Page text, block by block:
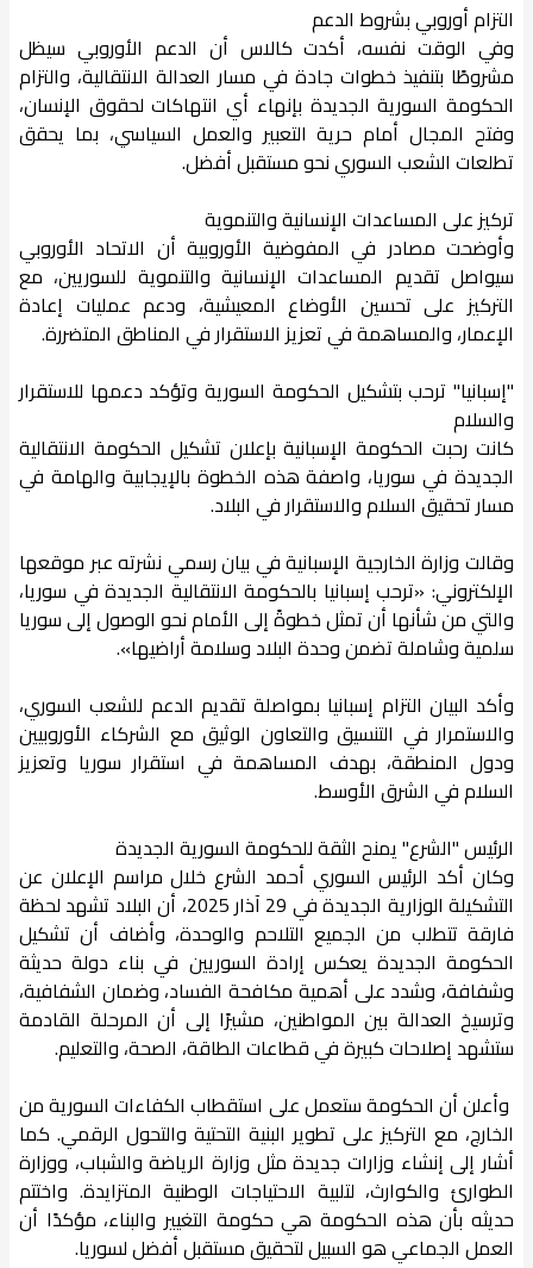
التزام أوروبي بشروط الدعم
وفي الوقت نفسه، أكدت كالاس أن الدعم الأوروبي سيظل
مشروطًا بتنفيذ خطوات جادة في مسار العدالة الانتقالية، والتزام
الحكومة السورية الجديدة بإنهاء أي انتهاكات لحقوق الإنسان،
وفتح المجال أمام حرية التعبير والعمل السياسي، بما يحقق
تطلعات الشعب السوري نحو مستقبل أفضل.
تركيز على المساعدات الإنسانية والتنموية
وأوضحت مصادر في المفوضية الأوروبية أن الاتحاد الأوروبي
سيواصل تقديم المساعدات الإنسانية والتنموية للسوريين، مع
التركيز على تحسين الأوضاع المعيشية، ودعم عمليات إعادة
الإعمار، والمساهمة في تعزيز الاستقرار في المناطق المتضررة.
"إسبانيا" ترحب بتشكيل الحكومة السورية وتؤكد دعمها للاستقرار
والسلام
كانت رحبت الحكومة الإسبانية بإعلان تشكيل الحكومة الانتقالية
الجديدة في سوريا، واصفة هذه الخطوة بالإيجابية والهامة في
مسار تحقيق السلام والاستقرار في البلاد.
وقالت وزارة الخارجية الإسبانية في بيان رسمي نشرته عبر موقعها
الإلكتروني: «ترحب إسبانيا بالحكومة الانتقالية الجديدة في سوريا،
والتي من شأنها أن تمثل خطوةً إلى الأمام نحو الوصول إلى سوريا
سلمية وشاملة تضمن وحدة البلاد وسلامة أراضيها».
وأكد البيان التزام إسبانيا بمواصلة تقديم الدعم للشعب السوري،
والاستمرار في التنسيق والتعاون الوثيق مع الشركاء الأوروبيين
ودول المنطقة، بهدف المساهمة في استقرار سوريا وتعزيز
السلام في الشرق الأوسط.
الرئيس "الشرع" يمنح الثقة للحكومة السورية الجديدة
وكان أكد الرئيس السوري أحمد الشرع خلال مراسم الإعلان عن
التشكيلة الوزارية الجديدة في 29 آذار 2025، أن البلاد تشهد لحظة
فارقة تتطلب من الجميع التلاحم والوحدة، وأضاف أن تشكيل
الحكومة الجديدة يعكس إرادة السوريين في بناء دولة حديثة
وشفافة، وشدد على أهمية مكافحة الفساد، وضمان الشفافية،
وترسيخ العدالة بين المواطنين، مشيرًا إلى أن المرحلة القادمة
ستشهد إصلاحات كبيرة في قطاعات الطاقة، الصحة، والتعليم.
وأعلن أن الحكومة ستعمل على استقطاب الكفاءات السورية من
الخارج، مع التركيز على تطوير البنية التحتية والتحول الرقمي. كما
أشار إلى إنشاء وزارات جديدة مثل وزارة الرياضة والشباب، ووزارة
الطوارئ والكوارث، لتلبية الاحتياجات الوطنية المتزايدة. واختتم
حديثه بأن هذه الحكومة هي حكومة التغيير والبناء، مؤكدًا أن
العمل الجماعي هو السبيل لتحقيق مستقبل أفضل لسوريا.